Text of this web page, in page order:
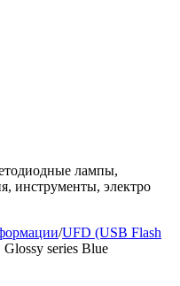
лампы,
инструменты, электро
/UFD (USB Flash
series Blue